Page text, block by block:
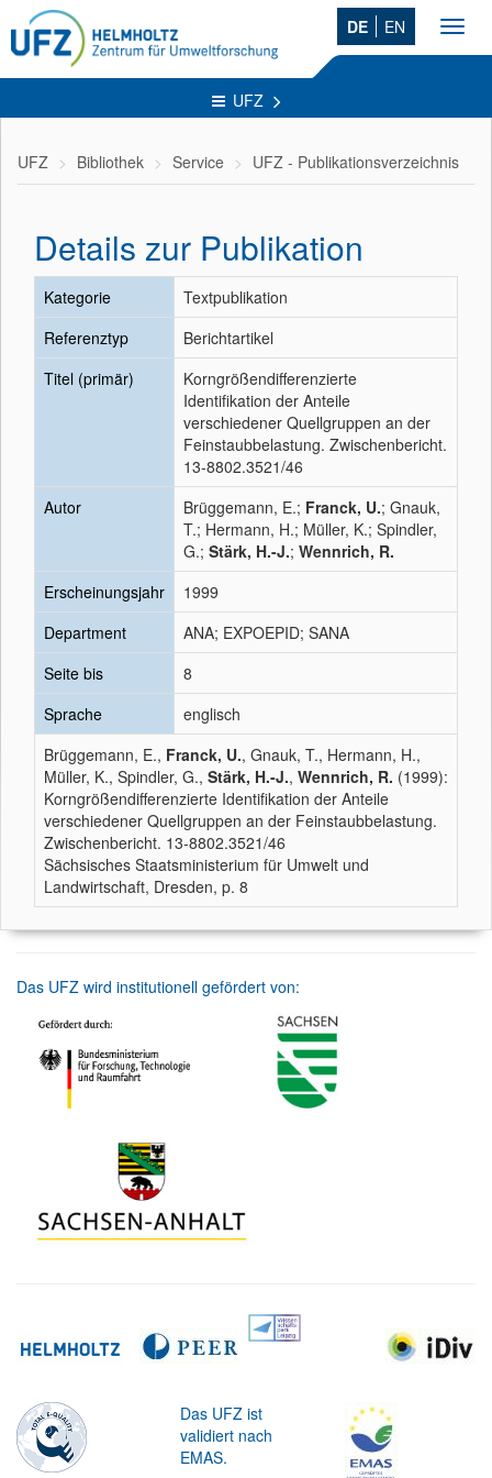
DE EN
UFZ
UFZ Bibliothek Service UFZ - Publikationsverzeichnis
Details zur Publikation
Kategorie
Textpublikation
Referenztyp
Berichtartikel
Titel (primär)
Korngrößendifferenzierte
Identifikation der Anteile
verschiedener Quellgruppen an der
Feinstaubbelastung. Zwischenbericht.
13-8802.3521/46
Autor
Brüggemann, E.; Franck, U.; Gnauk,
T.; Hermann, H.; Müller, K.; Spindler,
G.; Stärk, H.-J.; Wennrich, R.
Erscheinungsjahr
1999
Department
ANA; EXPOEPID; SANA
Seite bis
8
Sprache
englisch
Brüggemann, E., Franck, U., Gnauk, T., Hermann, H.,
Müller, K., Spindler, G., Stärk, H.-J., Wennrich, R. (1999):
Korngrößendifferenzierte Identifikation der Anteile
verschiedener Quellgruppen an der Feinstaubbelastung.
Zwischenbericht. 13-8802.3521/46
Sächsisches Staatsministerium für Umwelt und
Landwirtschaft, Dresden, p. 8
Das UFZ wird institutionell gefördert von:
Das UFZ ist
validiert nach
EMAS.